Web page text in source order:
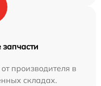
производителя в
складах.